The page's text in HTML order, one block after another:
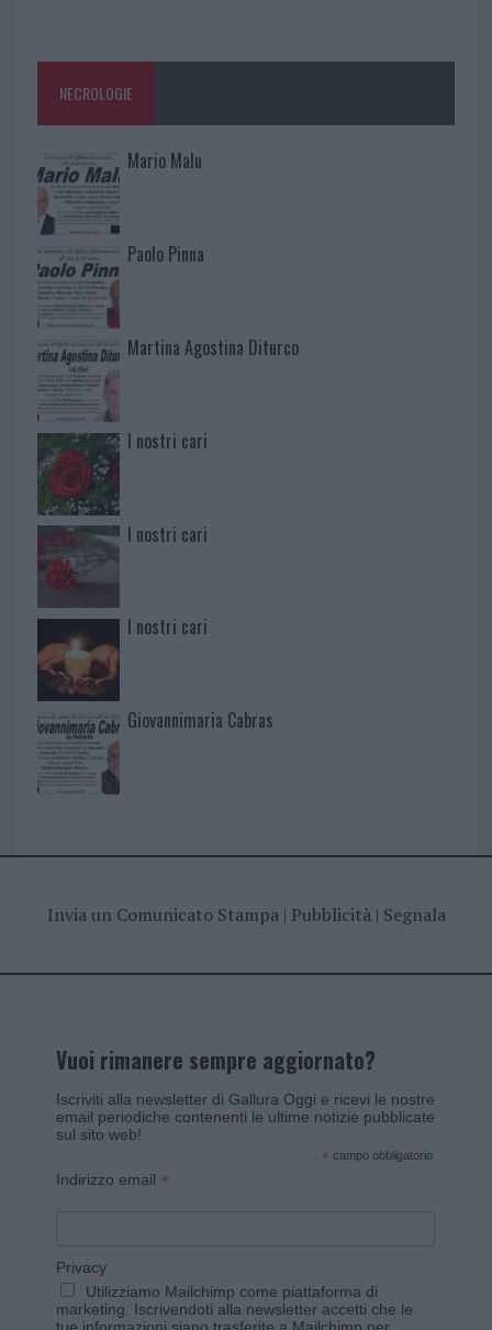
NECROLOGIE
Mario Malu
Paolo Pinna
Martina Agostina Diturco
I nostri cari
I nostri cari
I nostri cari
Giovannimaria Cabras
Invia un Comunicato Stampa| Pubblicità| Segnala
Vuoi rimanere sempre aggiornato?
Iscriviti alla newsletter di Gallura Oggi e ricevi le nostre
email periodiche contenenti le ultime notizie pubblicate
sul sito web!
* campo obbligatorio
Indirizzo email *
Privacy
Utilizziamo Mailchimp come piattaforma di
marketing. Iscrivendoti alla newsletter accetti che le
tue informazioni siano trasferite a Mailchimp per